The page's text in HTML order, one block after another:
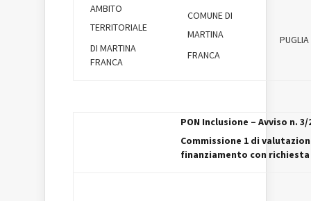
AMBITO
TERRITORIALE
DI MARTINA
FRANCA
COMUNE DI
MARTINA
FRANCA
PUGLIA
PON Inclusione – Avviso n. 3/
Commissione 1 di
finanziamento con